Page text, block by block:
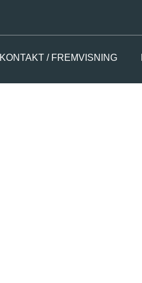
KONTAKT / FREMVISNING